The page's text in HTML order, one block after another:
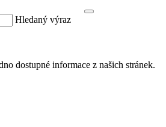
Hledaný výraz
dostupné informace z našich stránek.